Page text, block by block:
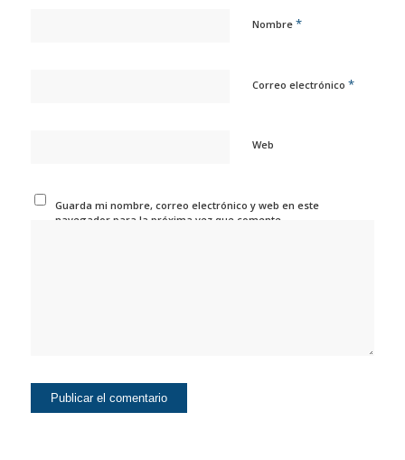
Nombre *
Correo electrónico *
Web
Guarda mi nombre, correo electrónico y web en este
navegador para la próxima vez que comente.